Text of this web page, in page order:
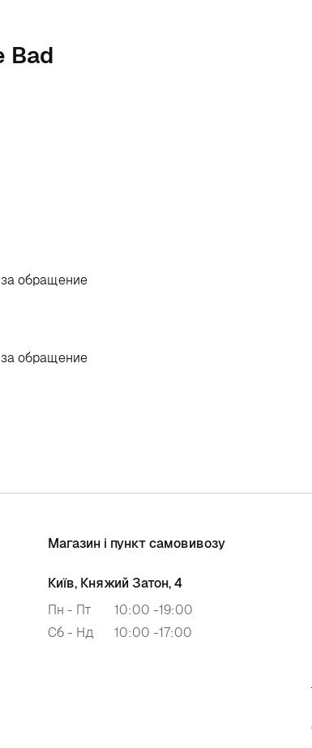
Bad
обращение
обращение
Магазин і пункт самовивозу
Київ, Княжий Затон, 4
Пн - Пт
10:00 -19:00
Сб - Нд
10:00 -17:00